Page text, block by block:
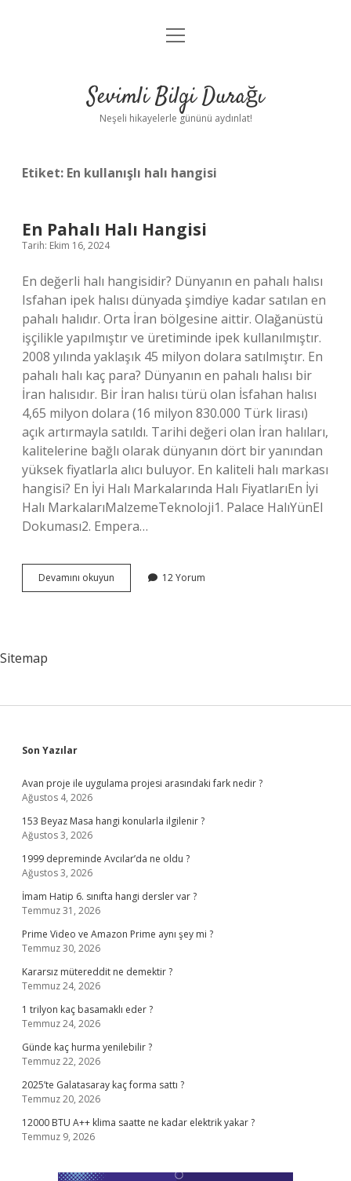
Anasayfa
Yasal Uyarı
menüyü
Sevimli Bilgi Durağı
Neşeli hikayelerle gününü aydınlat!
Etiket: En kullanışlı halı hangisi
En Pahalı Halı Hangisi
Tarih: Ekim 16, 2024
En değerli halı hangisidir? Dünyanın en pahalı halısı
Isfahan ipek halısı dünyada şimdiye kadar satılan en
pahalı halıdır. Orta İran bölgesine aittir. Olağanüstü
işçilikle yapılmıştır ve üretiminde ipek kullanılmıştır.
2008 yılında yaklaşık 45 milyon dolara satılmıştır. En
pahalı halı kaç para? Dünyanın en pahalı halısı bir
İran halısıdır. Bir İran halısı türü olan İsfahan halısı
4,65 milyon dolara (16 milyon 830.000 Türk lirası)
açık artırmayla satıldı. Tarihi değeri olan İran halıları,
kalitelerine bağlı olarak dünyanın dört bir yanından
yüksek fiyatlarla alıcı buluyor. En kaliteli halı markası
hangisi? En İyi Halı Markalarında Halı FiyatlarıEn İyi
Halı MarkalarıMalzemeTeknoloji1. Palace HalıYünEl
Dokuması2. Empera…
Devamını okuyun
Pahalı
12 Yorum
Sitemap
Sidebar
Son Yazılar
Avan proje ile uygulama projesi arasındaki fark nedir ?
Ağustos 4, 2026
153 Beyaz Masa hangi konularla ilgilenir ?
Ağustos 3, 2026
1999 depreminde Avcılar’da ne oldu ?
Ağustos 3, 2026
İmam Hatip 6. sınıfta hangi dersler var ?
Temmuz 31, 2026
Prime Video ve Amazon Prime aynı şey mi ?
Temmuz 30, 2026
Kararsız mütereddit ne demektir ?
Temmuz 24, 2026
1 trilyon kaç basamaklı eder ?
Temmuz 24, 2026
Günde kaç hurma yenilebilir ?
Temmuz 22, 2026
2025’te Galatasaray kaç forma sattı ?
Temmuz 20, 2026
12000 BTU A++ klima saatte ne kadar elektrik yakar ?
Temmuz 9, 2026